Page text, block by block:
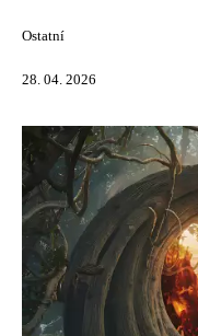
Ostatní
28. 04. 2026